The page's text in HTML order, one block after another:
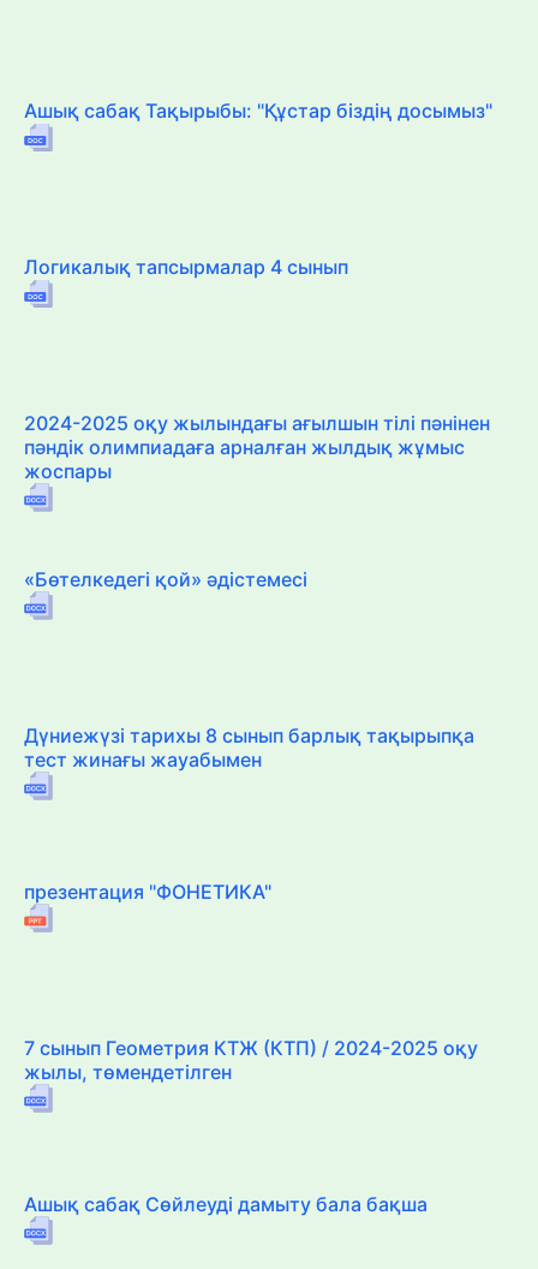
Ашық сабақ Тақырыбы: "Құстар біздің досымыз"
Логикалық тапсырмалар 4 сынып
2024-2025 оқу жылындағы ағылшын тілі пәнінен
пәндік олимпиадаға арналған жылдық жұмыс
жоспары
«Бөтелкедегі қой» әдістемесі
Дүниежүзі тарихы 8 сынып барлық тақырыпқа
тест жинағы жауабымен
презентация "ФОНЕТИКА"
7 сынып Геометрия КТЖ (КТП) / 2024-2025 оқу
жылы, төмендетілген
Ашық сабақ Сөйлеуді дамыту бала бақша